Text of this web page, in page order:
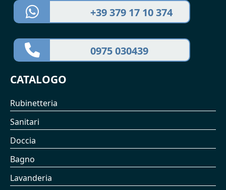
+39 379 17 10 374
0975 030439
CATALOGO
Rubinetteria
Sanitari
Doccia
Bagno
Lavanderia